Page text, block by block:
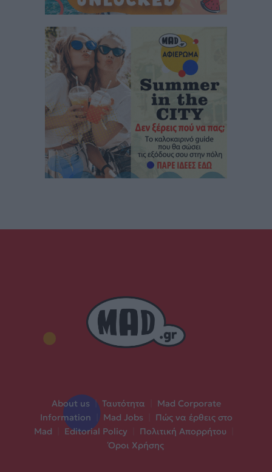
About us | Ταυτότητα
Mad Corporate
Information
Mad Jobs
Πώς να έρθεις στο
Mad
Editorial Policy Πολιτική Απορρήτου
Όροι Χρήσης